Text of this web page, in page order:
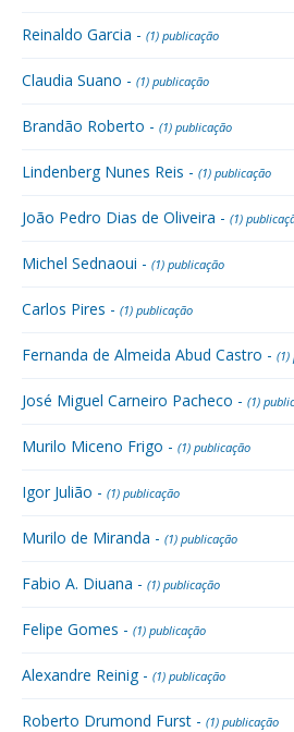
Reinaldo Garcia - (1) publicação
Claudia Suano - (1) publicação
Brandão Roberto - (1) publicação
Lindenberg Nunes Reis - (1) publicação
João Pedro Dias de Oliveira - (1)
Michel Sednaoui - (1) publicação
Carlos Pires - (1) publicação
Fernanda de Almeida Abud Castro - (1)
José Miguel Carneiro Pacheco - (1)
Murilo Miceno Frigo - (1) publicação
Igor Julião - (1) publicação
Murilo de Miranda - (1) publicação
Fabio A. Diuana - (1) publicação
Felipe Gomes - (1) publicação
Alexandre Reinig - (1) publicação
Roberto Drumond Furst - (1) publicação